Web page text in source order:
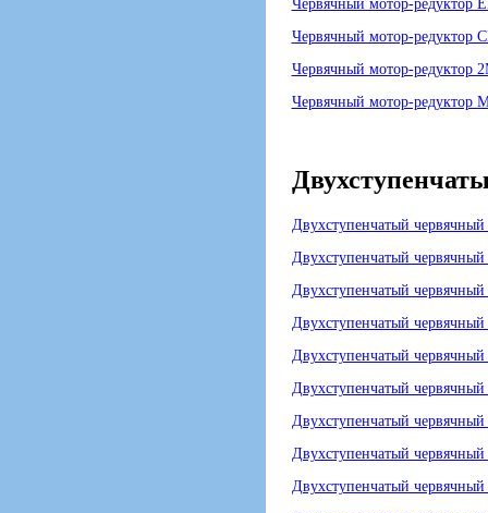
Червячный мотор-редуктор
Червячный мотор-редуктор
Червячный мотор-
Червячный мотор-
Двухступенчатый
Двухступенчатый
Двухступенчатый
Двухступенчатый
Двухступенчатый
Двухступенчатый
Двухступенчатый
Двухступенчатый
Двухступенчатый